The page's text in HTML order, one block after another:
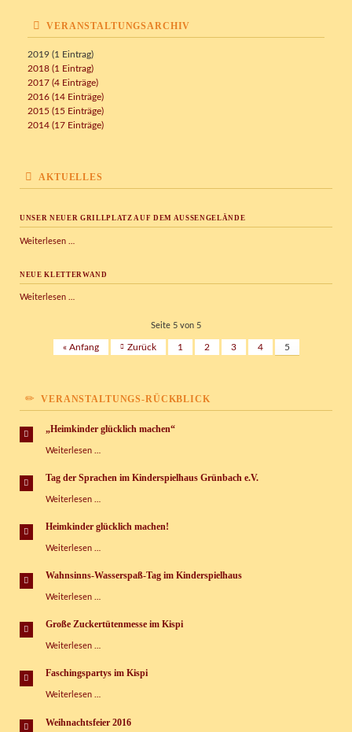
VERANSTALTUNGSARCHIV
2019 (1 Eintrag)
2018 (1 Eintrag)
2017 (4 Einträge)
2016 (14 Einträge)
2015 (15 Einträge)
2014 (17 Einträge)
AKTUELLES
UNSER NEUER GRILLPLATZ AUF DEM AUSSENGELÄNDE
Weiterlesen …
auf
NEUE KLETTERWAND
Weiterlesen …
Seite 5 von 5
« Anfang Zurück 1 2 3 4 5
VERANSTALTUNGS-RÜCKBLICK
„Heimkinder glücklich machen“
Weiterlesen …
machen“
Tag der Sprachen im Kinderspielhaus Grünbach e.V.
Weiterlesen …
Sprachen
Kinderspielhaus
e.V.
Heimkinder glücklich machen!
Weiterlesen …
machen!
Wahnsinns-Wasserspaß-Tag im Kinderspielhaus
Weiterlesen …
Tag
Kinderspielhaus
Große Zuckertütenmesse im Kispi
Weiterlesen …
im
Faschingspartys im Kispi
Weiterlesen …
Kispi
Weihnachtsfeier 2016